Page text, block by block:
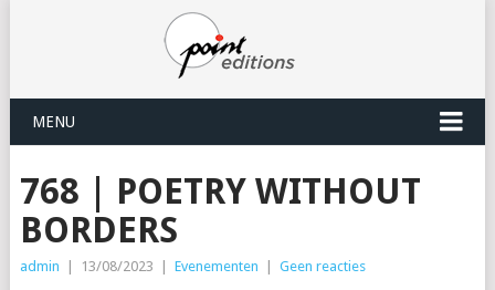
MENU
768 | POETRY WITHOUT
BORDERS
admin 13/08/2023 Evenementen Geen reacties